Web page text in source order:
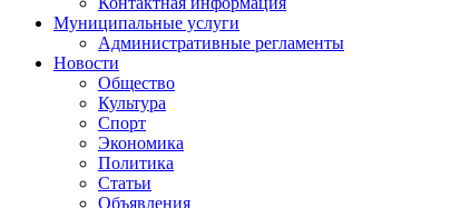
Муниципальные услуги
Административные регламенты
Новости
Общество
Культура
Спорт
Экономика
Политика
Статьи
Объявления